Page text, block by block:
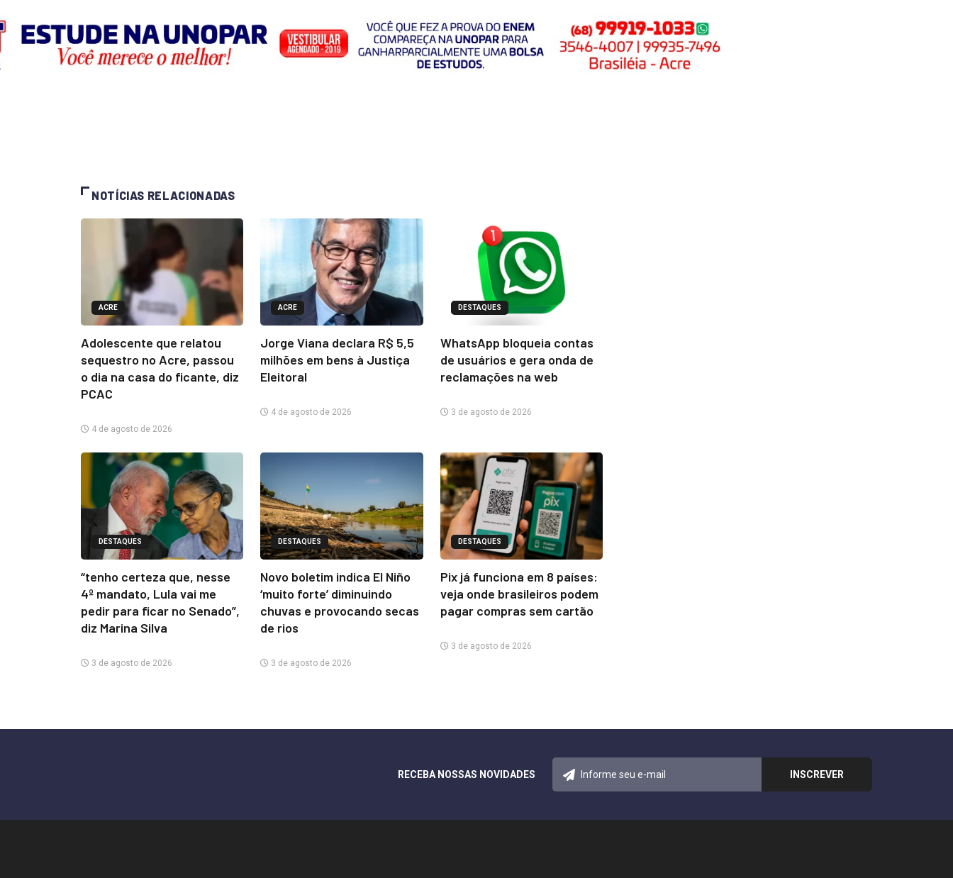
NOTÍCIAS RELACIONADAS
ACRE
Adolescente que relatou
sequestro no Acre, passou
o dia na casa do ficante, diz
PCAC
4 de agosto de 2026
ACRE
Jorge Viana declara R$ 5,5
milhões em bens à Justiça
Eleitoral
4 de agosto de 2026
DESTAQUES
WhatsApp bloqueia contas
de usuários e gera onda de
reclamações na web
3 de agosto de 2026
DESTAQUES
“tenho certeza que, nesse
4º mandato, Lula vai me
pedir para ficar no Senado”,
diz Marina Silva
3 de agosto de 2026
DESTAQUES
Novo boletim indica El Niño
‘muito forte’ diminuindo
chuvas e provocando secas
de rios
3 de agosto de 2026
DESTAQUES
Pix já funciona em 8 países:
veja onde brasileiros podem
pagar compras sem cartão
3 de agosto de 2026
RECEBA NOSSAS NOVIDADES